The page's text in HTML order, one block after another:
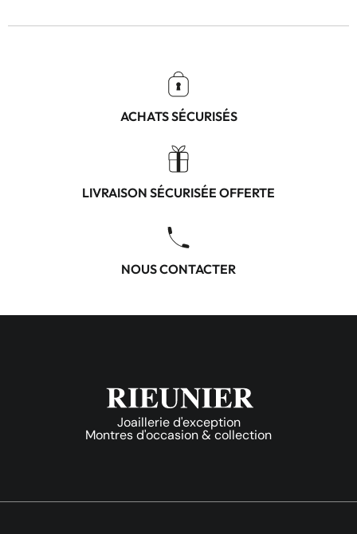
ACHATS SÉCURISÉS
LIVRAISON SÉCURISÉE OFFERTE
NOUS CONTACTER
Joaillerie d'exception
Montres d'occasion & collection